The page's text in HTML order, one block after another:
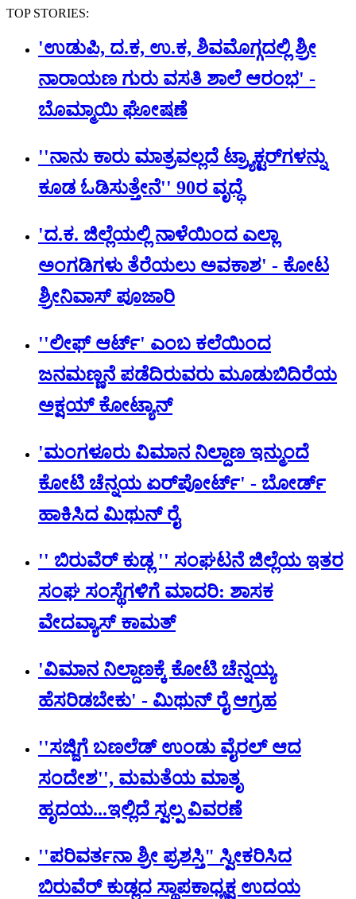
TOP STORIES:
'ಉಡುಪಿ, ದ.ಕ, ಉ.ಕ, ಶಿವಮೊಗ್ಗದಲ್ಲಿ ಶ್ರೀ
ನಾರಾಯಣ ಗುರು ವಸತಿ ಶಾಲೆ ಆರಂಭ' -
ಬೊಮ್ಮಾಯಿ ಘೋಷಣೆ
''ನಾನು ಕಾರು ಮಾತ್ರವಲ್ಲದೆ ಟ್ರ್ಯಾಕ್ಟರ್​ಗಳನ್ನು
ಕೂಡ ಓಡಿಸುತ್ತೇನೆ'' 90ರ ವೃದ್ಧೆ
'ದ.ಕ. ಜಿಲ್ಲೆಯಲ್ಲಿ ನಾಳೆಯಿಂದ ಎಲ್ಲಾ
ಅಂಗಡಿಗಳು ತೆರೆಯಲು ಅವಕಾಶ' - ಕೋಟ
ಶ್ರೀನಿವಾಸ್ ಪೂಜಾರಿ
''ಲೀಫ್ ಆರ್ಟ್' ಎಂಬ ಕಲೆಯಿಂದ
ಜನಮಣ್ಣನೆ ಪಡೆದಿರುವರು ಮೂಡುಬಿದಿರೆಯ
ಅಕ್ಷಯ್ ಕೋಟ್ಯಾನ್
'ಮಂಗಳೂರು ವಿಮಾನ ನಿಲ್ದಾಣ ಇನ್ಮುಂದೆ
ಕೋಟಿ ಚೆನ್ನಯ ಏರ್‌‌ಪೋರ್ಟ್' - ಬೋರ್ಡ್
ಹಾಕಿಸಿದ ಮಿಥುನ್‌ ರೈ
'' ಬಿರುವೆರ್ ಕುಡ್ಲ '' ಸಂಘಟನೆ ಜಿಲ್ಲೆಯ ಇತರ
ಸಂಘ ಸಂಸ್ಥೆಗಳಿಗೆ ಮಾದರಿ: ಶಾಸಕ
ವೇದವ್ಯಾಸ್ ಕಾಮತ್
'ವಿಮಾನ ನಿಲ್ದಾಣಕ್ಕೆ ಕೋಟಿ ಚೆನ್ನಯ್ಯ
ಹೆಸರಿಡಬೇಕು' - ಮಿಥುನ್ ರೈ ಆಗ್ರಹ
''ಸಜ್ಜಿಗೆ ಬಣಲೆಡ್ ಉಂಡು ವೈರಲ್ ಆದ
ಸಂದೇಶ'', ಮಮತೆಯ ಮಾತೃ
ಹೃದಯ...ಇಲ್ಲಿದೆ ಸ್ವಲ್ಪ ವಿವರಣೆ
''ಪರಿವರ್ತನಾ ಶ್ರೀ ಪ್ರಶಸ್ತಿ" ಸ್ವೀಕರಿಸಿದ
ಬಿರುವೆರ್ ಕುಡ್ಲದ ಸ್ಥಾಪಕಾಧ್ಯಕ್ಷ ಉದಯ